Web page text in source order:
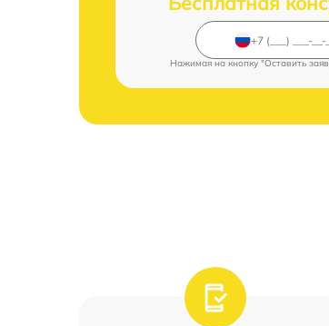
Нажимая на кнопку "Оставить